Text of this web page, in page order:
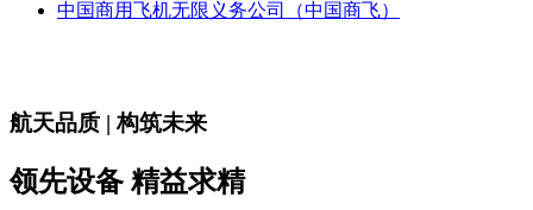
中国商用飞机无限义务公司（中国商飞）
航天品质 | 构筑未来
领先设备 精益求精